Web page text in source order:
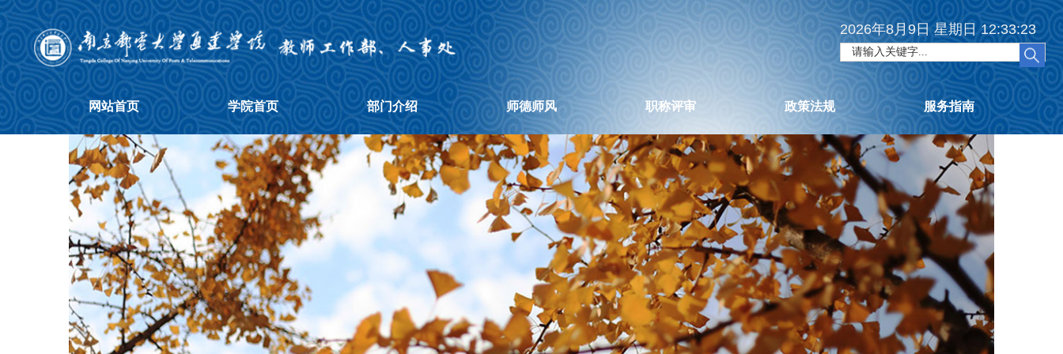
2026年8月9日 星期日 12:33:24
网站首页 学院首页 部门介绍 师德师风 职称评审 政策法规 服务指南